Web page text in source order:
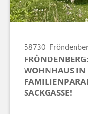
58730
WOHNHAUS IN
SACKGASSE!